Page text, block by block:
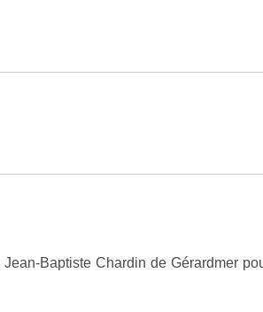
Baptiste Chardin de Gérardmer